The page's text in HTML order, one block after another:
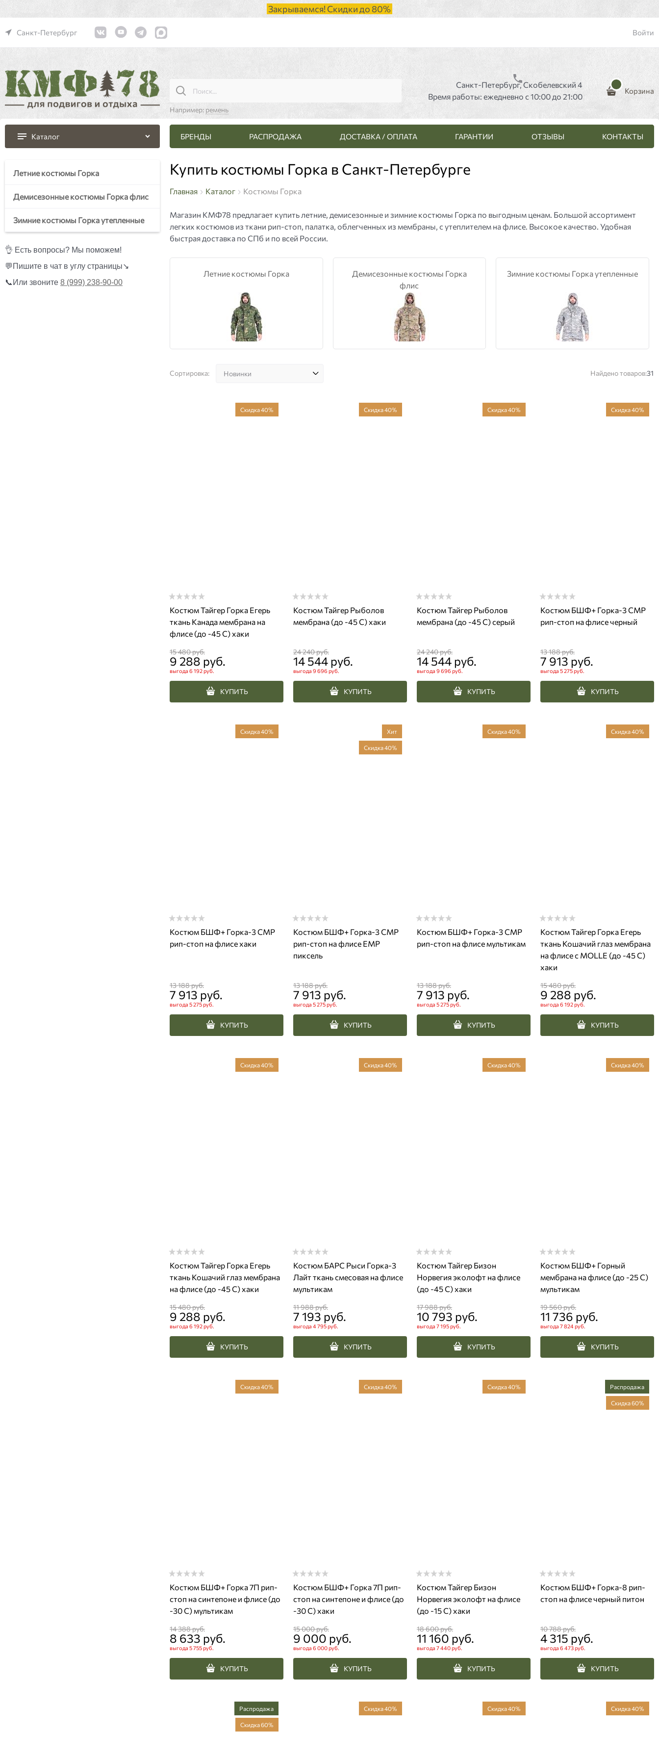
Закрываемся! Скидки до 80%
Санкт-Петербург Войти
Например: ремень
Санкт-Петербург, Скобелевский 4
Время работы: ежедневно с 10:00 до 21:00
Корзина
Каталог БРЕНДЫ РАСПРОДАЖА ДОСТАВКА / ОПЛАТА ГАРАНТИИ ОТЗЫВЫ КОНТАКТЫ
Летние костюмы Горка
Демисезонные костюмы Горка флис
Зимние костюмы Горка утепленные
👌 Есть вопросы? Мы поможем!
💬Пишите в чат в углу страницы↘️
📞Или звоните 8 (999) 238-90-00
Купить костюмы Горка в Санкт-Петербурге
Главная Каталог Костюмы Горка
Магазин КМФ78 предлагает купить летние, демисезонные и зимние костюмы Горка по выгодным ценам. Большой ассортимент
легких костюмов из ткани рип-стоп , палатка, облегченных из мембраны, с утеплителем на флисе. Высокое качество. Удобная
быстрая доставка по СПб и по всей России.
Летние костюмы Горка
Демисезонные костюмы Горка
флис
Зимние костюмы Горка утепленные
Сортировка: Найдено товаров:31
Костюм Тайгер Горка Егерь
ткань Канада мембрана на
флисе (до -45 С) хаки
Скидка 40%
15 480 руб.
9 288 руб.
выгода 6 192 руб.
КУПИТЬ
Костюм Тайгер Рыболов
мембрана (до -45 С) хаки
Скидка 40%
24 240 руб.
14 544 руб.
выгода 9 696 руб.
КУПИТЬ
Костюм Тайгер Рыболов
мембрана (до -45 С) серый
Скидка 40%
24 240 руб.
14 544 руб.
выгода 9 696 руб.
КУПИТЬ
Костюм БШФ+ Горка-3 СМР
рип-стоп на флисе черный
Скидка 40%
13 188 руб.
7 913 руб.
выгода 5 275 руб.
КУПИТЬ
Костюм БШФ+ Горка-3 СМР
рип-стоп на флисе хаки
Скидка 40%
13 188 руб.
7 913 руб.
выгода 5 275 руб.
КУПИТЬ
Костюм БШФ+ Горка-3 СМР
рип-стоп на флисе ЕМР
пиксель
Хит
Скидка 40%
13 188 руб.
7 913 руб.
выгода 5 275 руб.
КУПИТЬ
Костюм БШФ+ Горка-3 СМР
рип-стоп на флисе мультикам
Скидка 40%
13 188 руб.
7 913 руб.
выгода 5 275 руб.
КУПИТЬ
Костюм Тайгер Горка Егерь
ткань Кошачий глаз мембрана
на флисе с MOLLE (до -45 С)
хаки
Скидка 40%
15 480 руб.
9 288 руб.
выгода 6 192 руб.
КУПИТЬ
Костюм Тайгер Горка Егерь
ткань Кошачий глаз мембрана
на флисе (до -45 С) хаки
Скидка 40%
15 480 руб.
9 288 руб.
выгода 6 192 руб.
КУПИТЬ
Костюм БАРС Рыси Горка-3
Лайт ткань смесовая на флисе
мультикам
Скидка 40%
11 988 руб.
7 193 руб.
выгода 4 795 руб.
КУПИТЬ
Костюм Тайгер Бизон
Норвегия эколофт на флисе
(до -45 С) хаки
Скидка 40%
17 988 руб.
10 793 руб.
выгода 7 195 руб.
КУПИТЬ
Костюм БШФ+ Горный
мембрана на флисе (до -25 С)
мультикам
Скидка 40%
19 560 руб.
11 736 руб.
выгода 7 824 руб.
КУПИТЬ
Костюм БШФ+ Горка 7П рип-
стоп на синтепоне и флисе (до
-30 С) мультикам
Скидка 40%
14 388 руб.
8 633 руб.
выгода 5 755 руб.
КУПИТЬ
Костюм БШФ+ Горка 7П рип-
стоп на синтепоне и флисе (до
-30 С) хаки
Скидка 40%
15 000 руб.
9 000 руб.
выгода 6 000 руб.
КУПИТЬ
Костюм Тайгер Бизон
Норвегия эколофт на флисе
(до -15 С) хаки
Скидка 40%
18 600 руб.
11 160 руб.
выгода 7 440 руб.
КУПИТЬ
Костюм БШФ+ Горка-8 рип-
стоп на флисе черный питон
Распродажа
Скидка 60%
10 788 руб.
4 315 руб.
выгода 6 473 руб.
КУПИТЬ
Распродажа
Скидка 60%
Скидка 40% Скидка 40% Скидка 40%